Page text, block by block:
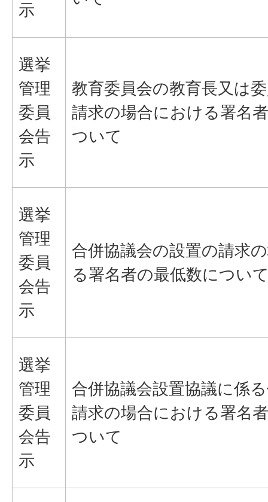
示
選挙
管理
委員
会告
示
教育委員会の教育長又は
請求の場合における署名
ついて
選挙
管理
委員
会告
示
合併協議会の設置の請求
る署名者の最低数につい
選挙
管理
委員
会告
示
合併協議会設置協議に係
請求の場合における署名
ついて